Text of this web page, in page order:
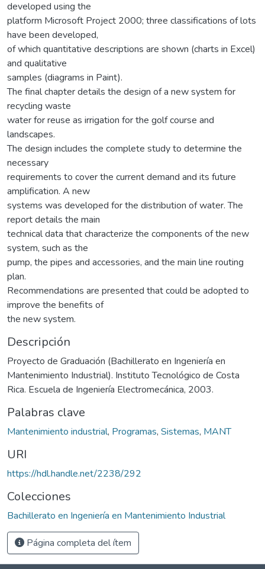
developed using the
platform Microsoft Project 2000; three classifications of lots
have been developed,
of which quantitative descriptions are shown (charts in Excel)
and qualitative
samples (diagrams in Paint).
The final chapter details the design of a new system for
recycling waste
water for reuse as irrigation for the golf course and
landscapes.
The design includes the complete study to determine the
necessary
requirements to cover the current demand and its future
amplification. A new
systems was developed for the distribution of water. The
report details the main
technical data that characterize the components of the new
system, such as the
pump, the pipes and accessories, and the main line routing
plan.
Recommendations are presented that could be adopted to
improve the benefits of
the new system.
Descripción
Proyecto de Graduación (Bachillerato en Ingeniería en
Mantenimiento Industrial). Instituto Tecnológico de Costa
Rica. Escuela de Ingeniería Electromecánica, 2003.
Palabras clave
Mantenimiento industrial, Programas, Sistemas, MANT
URI
https://hdl.handle.net/2238/292
Colecciones
Bachillerato en Ingeniería en Mantenimiento Industrial
Página completa del ítem